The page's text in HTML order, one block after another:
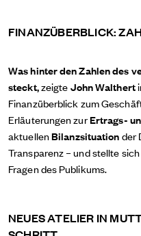
FINANZÜBERBLICK:
Was hinter den Zahlen des
steckt,zeigteJohn Walthert
Finanzüberblick zum
Erläuterungen zurErtrags-
aktuellenBilanzsituationder
Transparenz – und stellte
Fragen des Publikums.
NEUES ATELIER IN